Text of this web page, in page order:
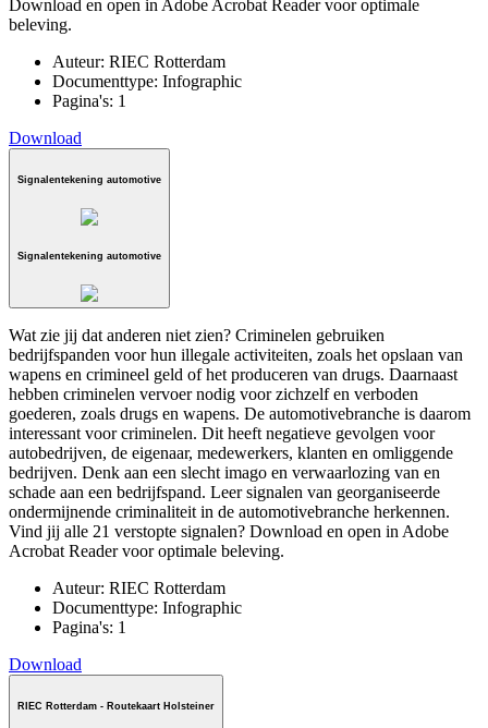
Download en open in Adobe Acrobat Reader voor optimale
beleving.
Auteur: RIEC Rotterdam
Documenttype: Infographic
Pagina's: 1
Download
Signalentekening automotive
Signalentekening automotive
Wat zie jij dat anderen niet zien? Criminelen gebruiken
bedrijfspanden voor hun illegale activiteiten, zoals het opslaan van
wapens en crimineel geld of het produceren van drugs. Daarnaast
hebben criminelen vervoer nodig voor zichzelf en verboden
goederen, zoals drugs en wapens. De automotivebranche is daarom
interessant voor criminelen. Dit heeft negatieve gevolgen voor
autobedrijven, de eigenaar, medewerkers, klanten en omliggende
bedrijven. Denk aan een slecht imago en verwaarlozing van en
schade aan een bedrijfspand. Leer signalen van georganiseerde
ondermijnende criminaliteit in de automotivebranche herkennen.
Vind jij alle 21 verstopte signalen? Download en open in Adobe
Acrobat Reader voor optimale beleving.
Auteur: RIEC Rotterdam
Documenttype: Infographic
Pagina's: 1
Download
RIEC Rotterdam - Routekaart Holsteiner